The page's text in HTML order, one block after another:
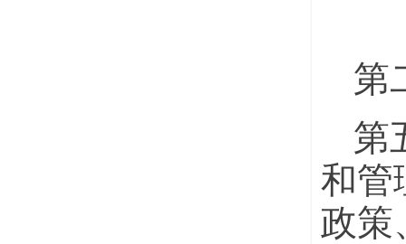
第
第
和管
政策